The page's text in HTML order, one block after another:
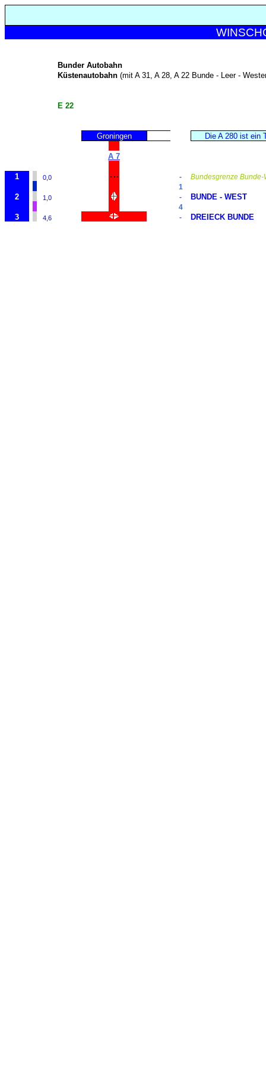
Bunder Autobahn
Küstenautobahn (mit A 31, A 28, A 22 Bunde - Leer -
E 22
Groningen Die A 280 ist ein
A 7
1 0,0 -
Bundesgrenze Bunde-
1
2 1,0 - BUNDE - WEST
4
3 4,6 - DREIECK BUNDE